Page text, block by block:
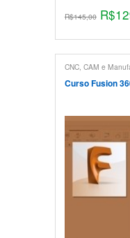
R$145,00 R$
CNC, CAM e
Curso Fusion